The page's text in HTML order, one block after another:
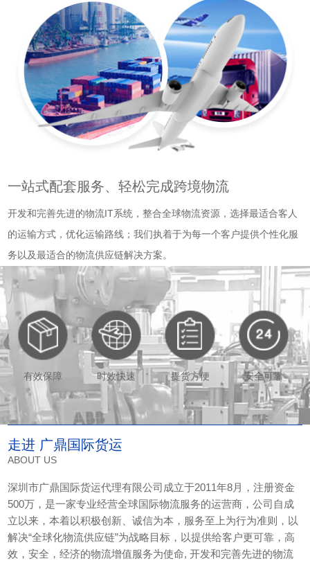
一站式配套服务、轻松完成跨境物流
开发和完善先进的物流IT系统，整合全球物流资源，选择最适合客人
的运输方式，优化运输路线；我们执着于为每一个客户提供个性化服
务以及最适合的物流供应链解决方案。
有效保障 时效快速 提货方便 安全可靠
走进 广鼎国际货运
ABOUT US
深圳市广鼎国际货运代理有限公司成立于2011年8月，注册资金
500万，是一家专业经营全球国际物流服务的运营商，公司自成
立以来，本着以积极创新、诚信为本，服务至上为行为准则，以
解决“全球化物流供应链”为战略目标，以提供给客户更可靠，高
效，安全，经济的物流增值服务为使命, 开发和完善先进的物流